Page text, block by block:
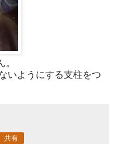
いようにする支柱をつ
共有